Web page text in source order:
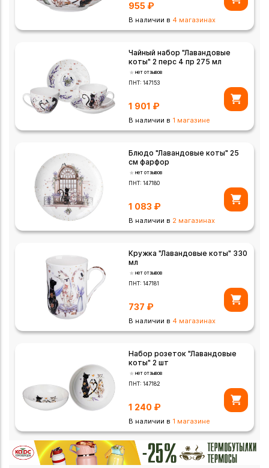
955 ₽
В наличии в 4 магазинах
Чайный набор "Лавандовые
коты" 2 перс 4 пр 275 мл
нет отзывов
ПНТ:147153
1 901 ₽
В наличии в 1 магазине
Блюдо "Лавандовые коты" 25
см фарфор
нет отзывов
ПНТ:147180
1 083 ₽
В наличии в 2 магазинах
Кружка "Лавандовые коты" 330
мл
нет отзывов
ПНТ:147181
737 ₽
В наличии в 4 магазинах
Набор розеток "Лавандовые
коты" 2 шт
нет отзывов
ПНТ:147182
1 240 ₽
В наличии в 1 магазине